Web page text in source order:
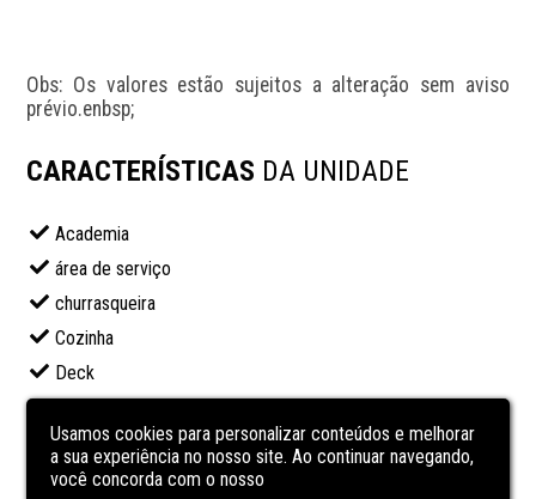
Obs: Os valores estão sujeitos a alteração sem aviso
prévio.enbsp;
CARACTERÍSTICAS DA UNIDADE
Academia
área de serviço
churrasqueira
Cozinha
Deck
jardim
Mármore
Usamos cookies para personalizar conteúdos e melhorar
a sua experiência no nosso site. Ao continuar navegando,
você concorda com o nosso